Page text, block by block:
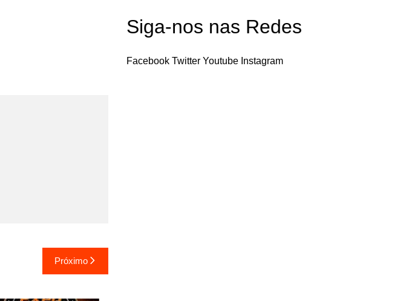
Próximo
Siga-nos nas Redes
Facebook Twitter Youtube Instagram